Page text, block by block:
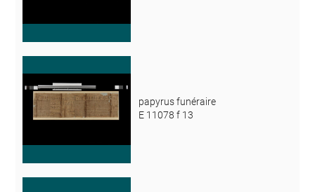
papyrus funéraire
E 11078 f 13